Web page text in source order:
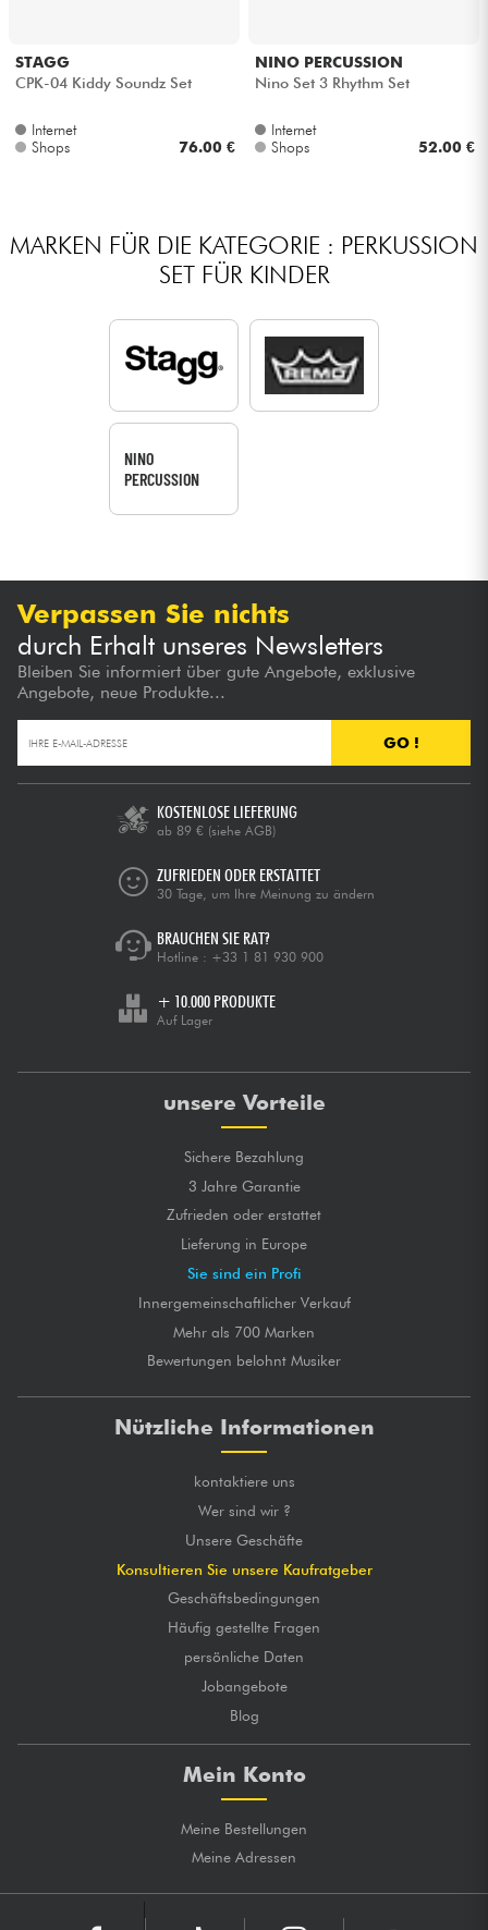
STAGG
CPK-04 Kiddy Soundz Set
Internet
Shops
76.00 €
NINO PERCUSSION
Nino Set 3 Rhythm Set
Internet
Shops
52.00 €
MARKEN FÜR DIE KATEGORIE : PERKUSSION
SET FÜR KINDER
NINO
PERCUSSION
Verpassen Sie nichts
durch Erhalt unseres Newsletters
Bleiben Sie informiert über gute Angebote, exklusive
Angebote, neue Produkte...
GO !
KOSTENLOSE LIEFERUNG
ab 89 € (siehe AGB)
ZUFRIEDEN ODER ERSTATTET
30 Tage, um Ihre Meinung zu ändern
BRAUCHEN SIE RAT?
Hotline : +33 1 81 930 900
+ 10.000 PRODUKTE
Auf Lager
unsere Vorteile
Sichere Bezahlung
3 Jahre Garantie
Zufrieden oder erstattet
Lieferung in Europe
Sie sind ein Profi
Innergemeinschaftlicher Verkauf
Mehr als 700 Marken
Bewertungen belohnt Musiker
Nützliche Informationen
kontaktiere uns
Wer sind wir ?
Unsere Geschäfte
Konsultieren Sie unsere Kaufratgeber
Geschäftsbedingungen
Häufig gestellte Fragen
persönliche Daten
Jobangebote
Blog
Mein Konto
Meine Bestellungen
Meine Adressen